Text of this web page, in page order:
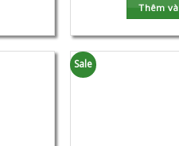
Thêm
Sale